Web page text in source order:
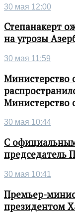
30 мая 12:00
Степанакерт
на угрозы
30 мая 11:59
Министерство
30 мая 10:44
С
председатель
30 мая 10:41
Премьер-
президентом